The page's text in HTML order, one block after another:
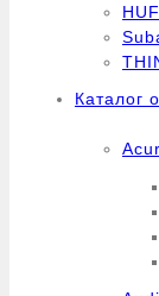
HUF
Каталог